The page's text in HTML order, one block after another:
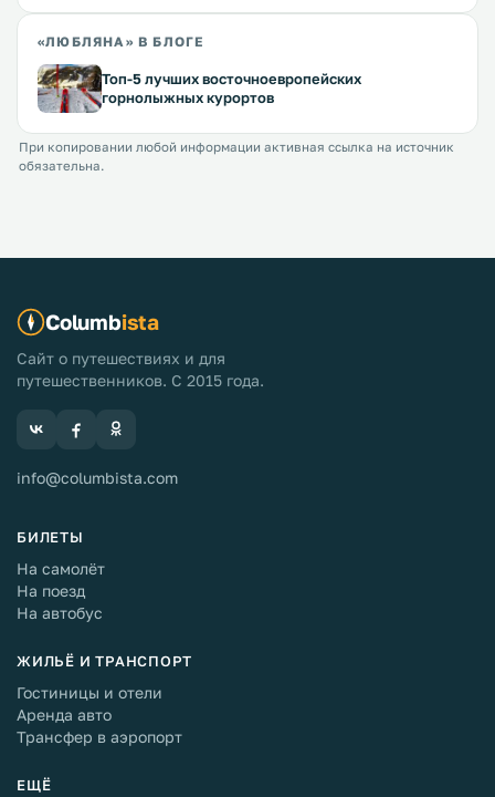
«ЛЮБЛЯНА» В БЛОГЕ
Топ-5 лучших восточноевропейских
горнолыжных курортов
При копировании любой информации активная ссылка на источник
обязательна.
Columbista
Сайт о путешествиях и для
путешественников. С 2015 года.
info@columbista.com
БИЛЕТЫ
На самолёт
На поезд
На автобус
ЖИЛЬЁ И ТРАНСПОРТ
Гостиницы и отели
Аренда авто
Трансфер в аэропорт
ЕЩЁ